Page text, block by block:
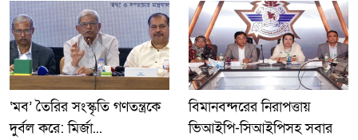
‘মব’ তৈরির সংস্কৃতি গণতন্ত্রকে
দুর্বল করে: মির্জা...
বিমানবন্দরের নিরাপত্তায়
ভিআইপি-সিআইপিসহ সবার